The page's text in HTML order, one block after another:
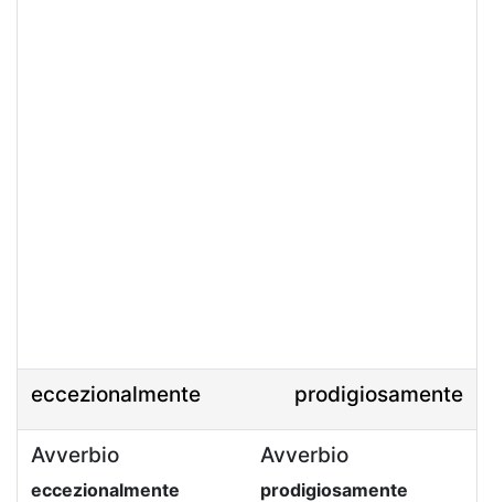
eccezionalmente prodigiosamente
Avverbio
eccezionalmente
Avverbio
prodigiosamente